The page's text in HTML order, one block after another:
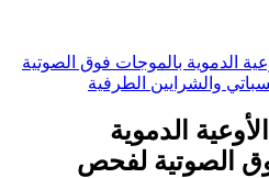
الدموية
الصوتية لفحص